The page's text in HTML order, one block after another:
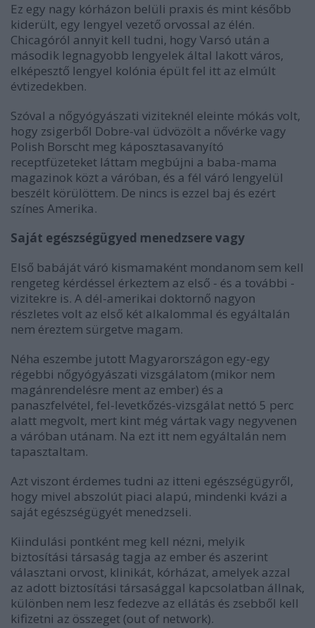
Ez egy nagy kórházon belüli praxis és mint később
kiderült, egy lengyel vezető orvossal az élén.
Chicagóról annyit kell tudni, hogy Varsó után a
második legnagyobb lengyelek által lakott város,
elképesztő lengyel kolónia épült fel itt az elmúlt
évtizedekben.
Szóval a nőgyógyászati viziteknél eleinte mókás volt,
hogy zsigerből Dobre-val üdvözölt a nővérke vagy
Polish Borscht meg káposztasavanyító
receptfüzeteket láttam megbújni a baba-mama
magazinok közt a váróban, és a fél váró lengyelül
beszélt körülöttem. De nincs is ezzel baj és ezért
színes Amerika.
Saját egészségügyed menedzsere vagy
Első babáját váró kismamaként mondanom sem kell
rengeteg kérdéssel érkeztem az első - és a további -
vizitekre is. A dél-amerikai doktornő nagyon
részletes volt az első két alkalommal és egyáltalán
nem éreztem sürgetve magam.
Néha eszembe jutott Magyarországon egy-egy
régebbi nőgyógyászati vizsgálatom (mikor nem
magánrendelésre ment az ember) és a
panaszfelvétel, fel-levetkőzés-vizsgálat nettó 5 perc
alatt megvolt, mert kint még vártak vagy negyvenen
a váróban utánam. Na ezt itt nem egyáltalán nem
tapasztaltam.
Azt viszont érdemes tudni az itteni egészségügyről,
hogy mivel abszolút piaci alapú, mindenki kvázi a
saját egészségügyét menedzseli.
Kiindulási pontként meg kell nézni, melyik
biztosítási társaság tagja az ember és aszerint
választani orvost, klinikát, kórházat, amelyek azzal
az adott biztosítási társasággal kapcsolatban állnak,
különben nem lesz fedezve az ellátás és zsebből kell
kifizetni az összeget (out of network).